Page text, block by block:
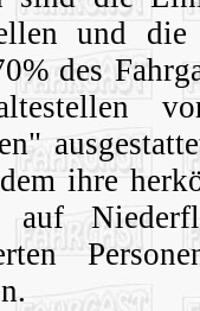
und
des
ihre
auf